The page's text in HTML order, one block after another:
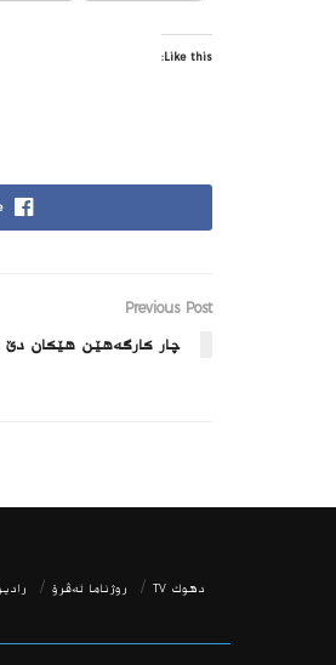
Like this:
Previous Post
چار کارگەھێن ھێکان دێ
دھوك TV روژناما ئەڤرۆ